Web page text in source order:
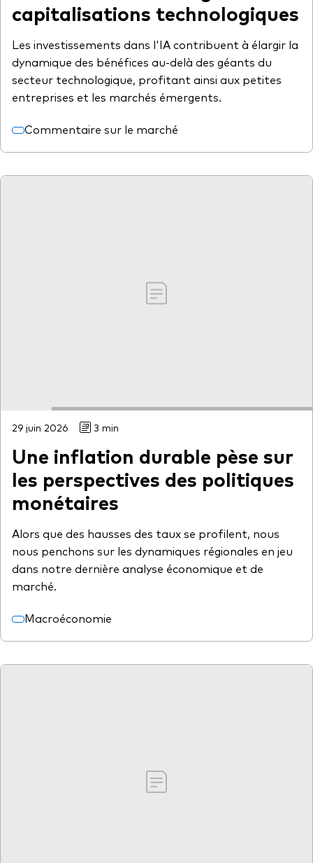
capitalisations technologiques
Les investissements dans l'IA contribuent à élargir la
dynamique des bénéfices au-delà des géants du
secteur technologique, profitant ainsi aux petites
entreprises et les marchés émergents.
Commentaire sur le marché
29 juin 2026 3 min
Une inflation durable pèse sur
les perspectives des politiques
monétaires
Alors que des hausses des taux se profilent, nous
nous penchons sur les dynamiques régionales en jeu
dans notre dernière analyse économique et de
marché.
Macroéconomie